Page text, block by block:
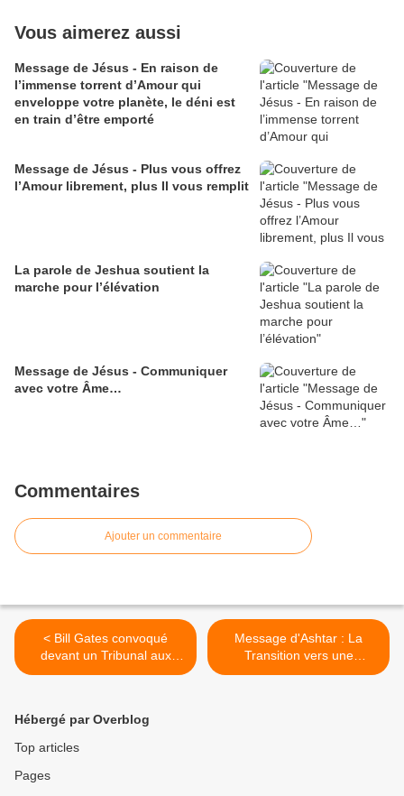
Vous aimerez aussi
Message de Jésus - En raison de
l’immense torrent d’Amour qui
enveloppe votre planète, le déni est
en train d’être emporté
Message de Jésus - Plus vous offrez
l’Amour librement, plus Il vous remplit
La parole de Jeshua soutient la
marche pour l’élévation
Message de Jésus - Communiquer
avec votre Âme…
Commentaires
Ajouter un commentaire
< Bill Gates convoqué
devant un Tribunal aux
Pays-Bas
Message d'Ashtar : La
Transition vers une
Nouvelle Forme de Vie >
Hébergé par Overblog
Top articles
Pages